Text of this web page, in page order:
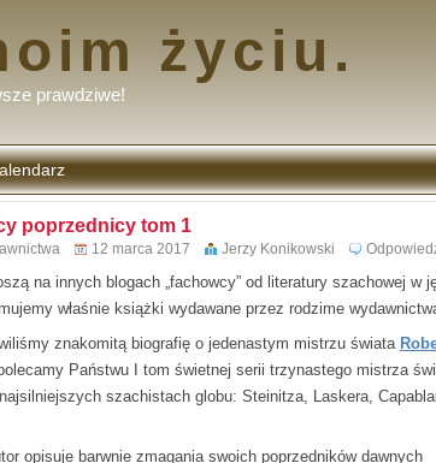
życiu.
prawdziwe!
poprzednicy tom 1
12 marca 2017 Jerzy Konikowski
na innych blogach „fachowcy” od literatury szachowej w
właśnie książki wydawane przez rodzime
znakomitą biografię o jedenastym mistrzu świata
Państwu I tom świetnej serii trzynastego mistrza
szachistach globu: Steinitza, Laskera,
opisuje barwnie zmagania swoich poprzedników dawnych